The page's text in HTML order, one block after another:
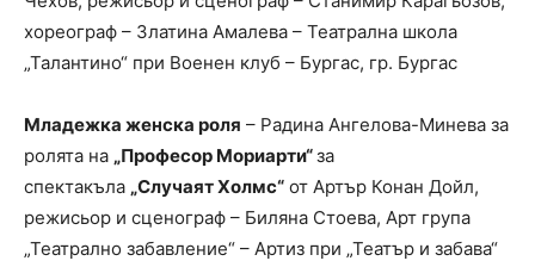
хореограф – Златина Амалева – Театрална школа
„Талантино“ при Военен клуб – Бургас, гр. Бургас
Младежка женска роля – Радина Ангелова-Минева за
ролята на „Професор Мориарти“за
спектакъла „Случаят Холмс“ от Артър Конан Дойл,
режисьор и сценограф – Биляна Стоева, Арт група
„Театрално забавление“ – Артиз при „Театър и забава“